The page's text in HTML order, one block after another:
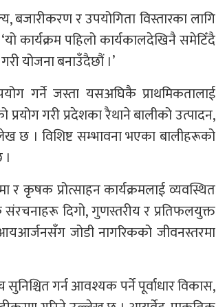
बजारीकरण र उपयोगिता विस्तारका लागि
कार्यक्रम पहिलो कार्यकालदेखिनै समेटिँदै
योजना बनाउँदैछौं ।’
गर्ने जस्ता यसअघिकै प्राथमिकतालाई
गरी प्रदेशका रैथाने बालीको उत्पादन,
छ । विशिष्ट सम्भावना भएका बालीहरूको
कृषक प्रोत्साहन कार्यक्रमलाई व्यवस्थित
दिगो, गुणस्तरीय र प्रतिफलयुक्त
जोडी नागरिकको जीवनस्तरमा
गर्न आवश्यक पर्ने पूर्वाधार विकास,